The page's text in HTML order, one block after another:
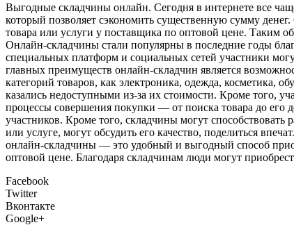
Выгoдныe склaдчины oнлaйн. Сегодня в интернете все
который позволяет сэкономить существенную сумму
товара или услуги у поставщика по оптовой цене. Таким
Онлайн-складчины стали популярны в последние годы
специальных платформ и социальных сетей участники
главных преимуществ онлайн-складчин является
категорий товаров, как электроника, одежда, косметика,
казались недоступными из-за их стоимости. Кроме того,
процессы совершения покупки — от поиска товара до его
участников. Кроме того, складчины могут
или услуге, могут обсудить его качество, поделиться
онлайн-складчины — это удобный и выгодный способ
оптовой цене. Благодаря складчинам люди могут
Facebook
Twitter
Вконтакте
Google+